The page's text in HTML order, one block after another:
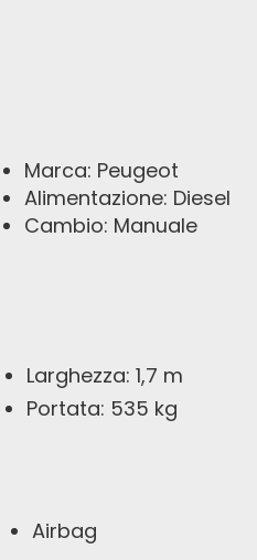
Marca: Peugeot
Alimentazione: Diesel
Cambio: Manuale
Larghezza: 1,7 m
Portata: 535 kg
Airbag